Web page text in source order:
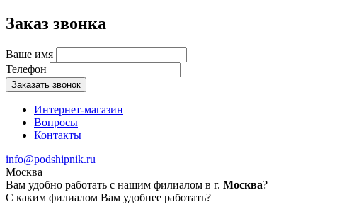
Заказ звонка
Ваше имя
Телефон
Заказать звонок
Интернет-магазин
Вопросы
Контакты
info@podshipnik.ru
Москва
Вам удобно работать с нашим филиалом в г. Москва?
С каким филиалом Вам удобнее работать?